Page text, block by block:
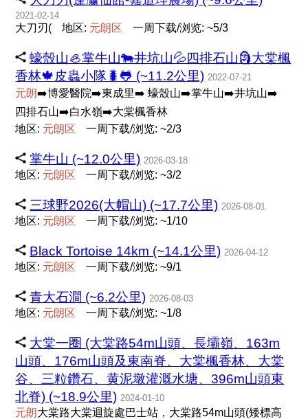
2021-02-14
大刀刃( 地区: 元朗 区 一周下载/浏览: ~5/3
蠔殼山🦪掌牛山🐄井坑山💦四排石山🗿大棠楓
香林🍁皮蟲小隊🐛🐸 (~11.2公里) 2022-07-21
元朗➡️博愛醫院➡️東成里➡️ 蠔殼山➡️掌牛山➡️井坑山➡️
四排石山➡️白水嶺➡️大棠楓香林
地区: 元朗 区 一周下载/浏览: ~2/3
掌牛山 (~12.0公里) 2026-03-18
地区: 元朗 区 一周下载/浏览: ~3/2
三球野2026(大帽山) (~17.7公里) 2026-08-01
地区: 元朗 区 一周下载/浏览: ~1/10
Black Tortoise 14km (~14.1公里) 2026-04-12
地区: 元朗 区 一周下载/浏览: ~9/1
青大石澗 (~6.2公里) 2026-08-03
地区: 元朗 区 一周下载/浏览: ~1/8
大棠一圈 (大棠路54m山頭、長壩嶺、163m
山頭、176m山頭及東南脊、大棠楓香林、大棠
谷、三粒鑽石、黄泥墩灌溉水塘、396m山頭東
北脊) (~18.9公里) 2024-01-10
元朗大棠路大棠迴旋處巴士站，大棠路54m山頭(矮標高